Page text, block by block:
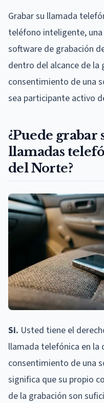
Grabar su llamada
teléfono inteligente,
software de grabación
dentro del alcance de la
consentimiento de una
sea participante activo
¿Puede grabar
llamadas
del Norte?
Si. Usted tiene el
llamada telefónica en la
consentimiento de una
significa que su propio
de la grabación son